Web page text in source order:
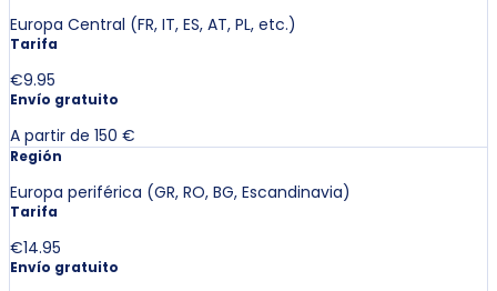
Europa Central (FR, IT, ES, AT, PL, etc.)
Tarifa
€9.95
Envío gratuito
A partir de 150 €
Región
Europa periférica (GR, RO, BG, Escandinavia)
Tarifa
€14.95
Envío gratuito